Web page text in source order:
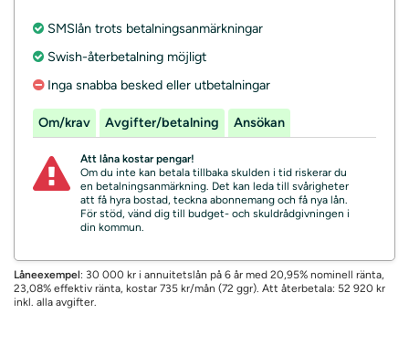
SMSlån trots betalningsanmärkningar
Swish-återbetalning möjligt
Inga snabba besked eller utbetalningar
Om/krav Avgifter/betalning Ansökan
Att låna kostar pengar!
Om du inte kan betala tillbaka skulden i tid riskerar du
en betalningsanmärkning. Det kan leda till svårigheter
att få hyra bostad, teckna abonnemang och få nya lån.
För stöd, vänd dig till budget- och skuldrådgivningen i
din kommun.
Låneexempel: 30 000 kr i annuitetslån på 6 år med 20,95% nominell ränta,
23,08% effektiv ränta, kostar 735 kr/mån (72 ggr). Att återbetala: 52 920 kr
inkl. alla avgifter.